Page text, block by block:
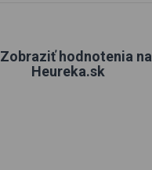
Zobraziť hodnotenia na
Heureka.sk